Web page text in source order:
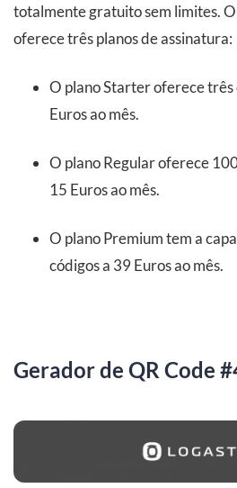
totalmente gratuito sem limites.
oferece três planos de assinatura:
O plano Starter oferece três
Euros ao mês.
O plano Regular oferece
15 Euros ao mês.
O plano Premium tem a
códigos a 39 Euros ao mês.
Gerador de QR Code